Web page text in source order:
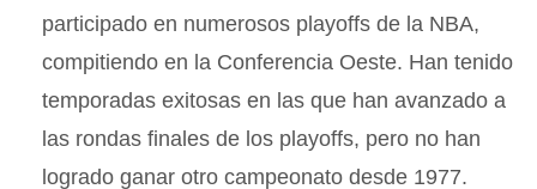
participado en numerosos playoffs de la NBA,
compitiendo en la Conferencia Oeste. Han tenido
temporadas exitosas en las que han avanzado a
las rondas finales de los playoffs, pero no han
logrado ganar otro campeonato desde 1977.